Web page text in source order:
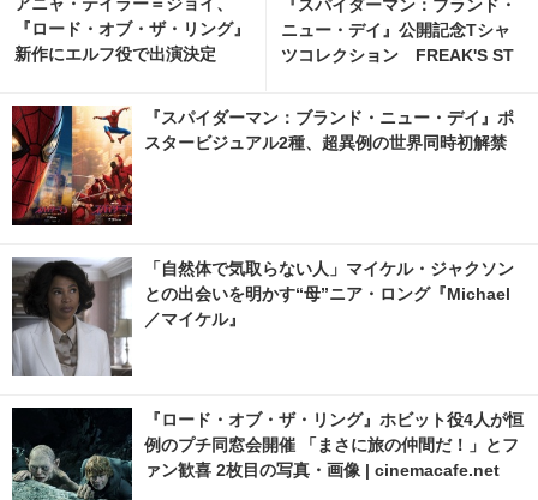
『ロード・オブ・ザ・リング』
新作にエルフ役で出演決定
『スパイダーマン：ブランド・
ニュー・デイ』公開記念Tシャ
ツコレクション FREAK'S ST
枚目の写真・画像 | cinemacaf
e.net
『スパイダーマン：ブランド・ニュー・デイ』ポ
スタービジュアル2種、超異例の世界同時初解禁
「自然体で気取らない人」マイケル・ジャクソン
との出会いを明かす“母”ニア・ロング『Michael
／マイケル』
『ロード・オブ・ザ・リング』ホビット役4人が恒
例のプチ同窓会開催 「まさに旅の仲間だ！」とフ
ァン歓喜 2枚目の写真・画像 | cinemacafe.net